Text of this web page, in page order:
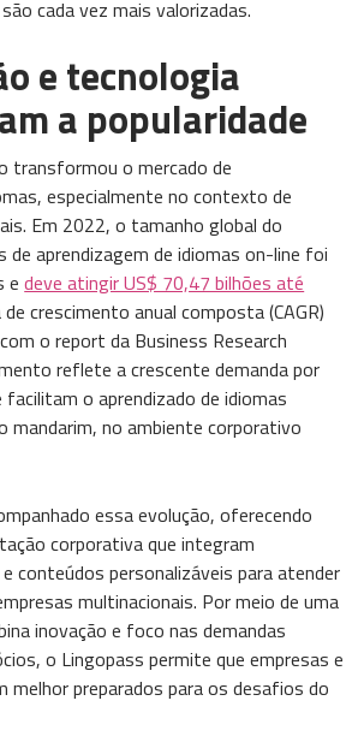
cada vez mais valorizadas.
e tecnologia
a popularidade
transformou o mercado de
especialmente no contexto de
Em 2022, o tamanho global do
de aprendizagem de idiomas on-line foi
edeve atingir US$ 70,47 bilhões até
crescimento anual composta (CAGR)
o report da Business Research
reflete a crescente demanda por
o aprendizado de idiomas
mandarim, no ambiente corporativo
essa evolução, oferecendo
corporativa que integram
conteúdos personalizáveis para atender
multinacionais. Por meio de uma
inovação e foco nas demandas
o Lingopass permite que empresas e
melhor preparados para os desafios do